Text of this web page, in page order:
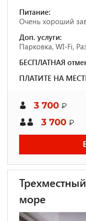
Питание:
Очень хороший
Доп. услуги:
Парковка, WI-Fi,
БЕСПЛАТНАЯ
ПЛАТИТЕ НА
3 700 ₽
3 700 ₽
море